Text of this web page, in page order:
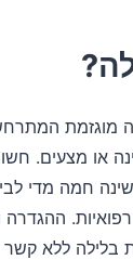
מוגזמת
או מצעים.
חמה מדי
ללא